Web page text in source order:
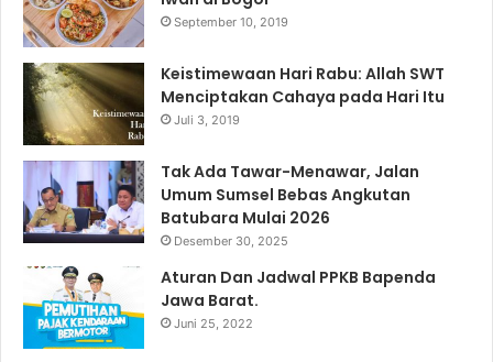
September 10, 2019
Keistimewaan Hari Rabu: Allah SWT
Menciptakan Cahaya pada Hari Itu
Juli 3, 2019
Tak Ada Tawar-Menawar, Jalan
Umum Sumsel Bebas Angkutan
Batubara Mulai 2026
Desember 30, 2025
Aturan Dan Jadwal PPKB Bapenda
Jawa Barat.
Juni 25, 2022